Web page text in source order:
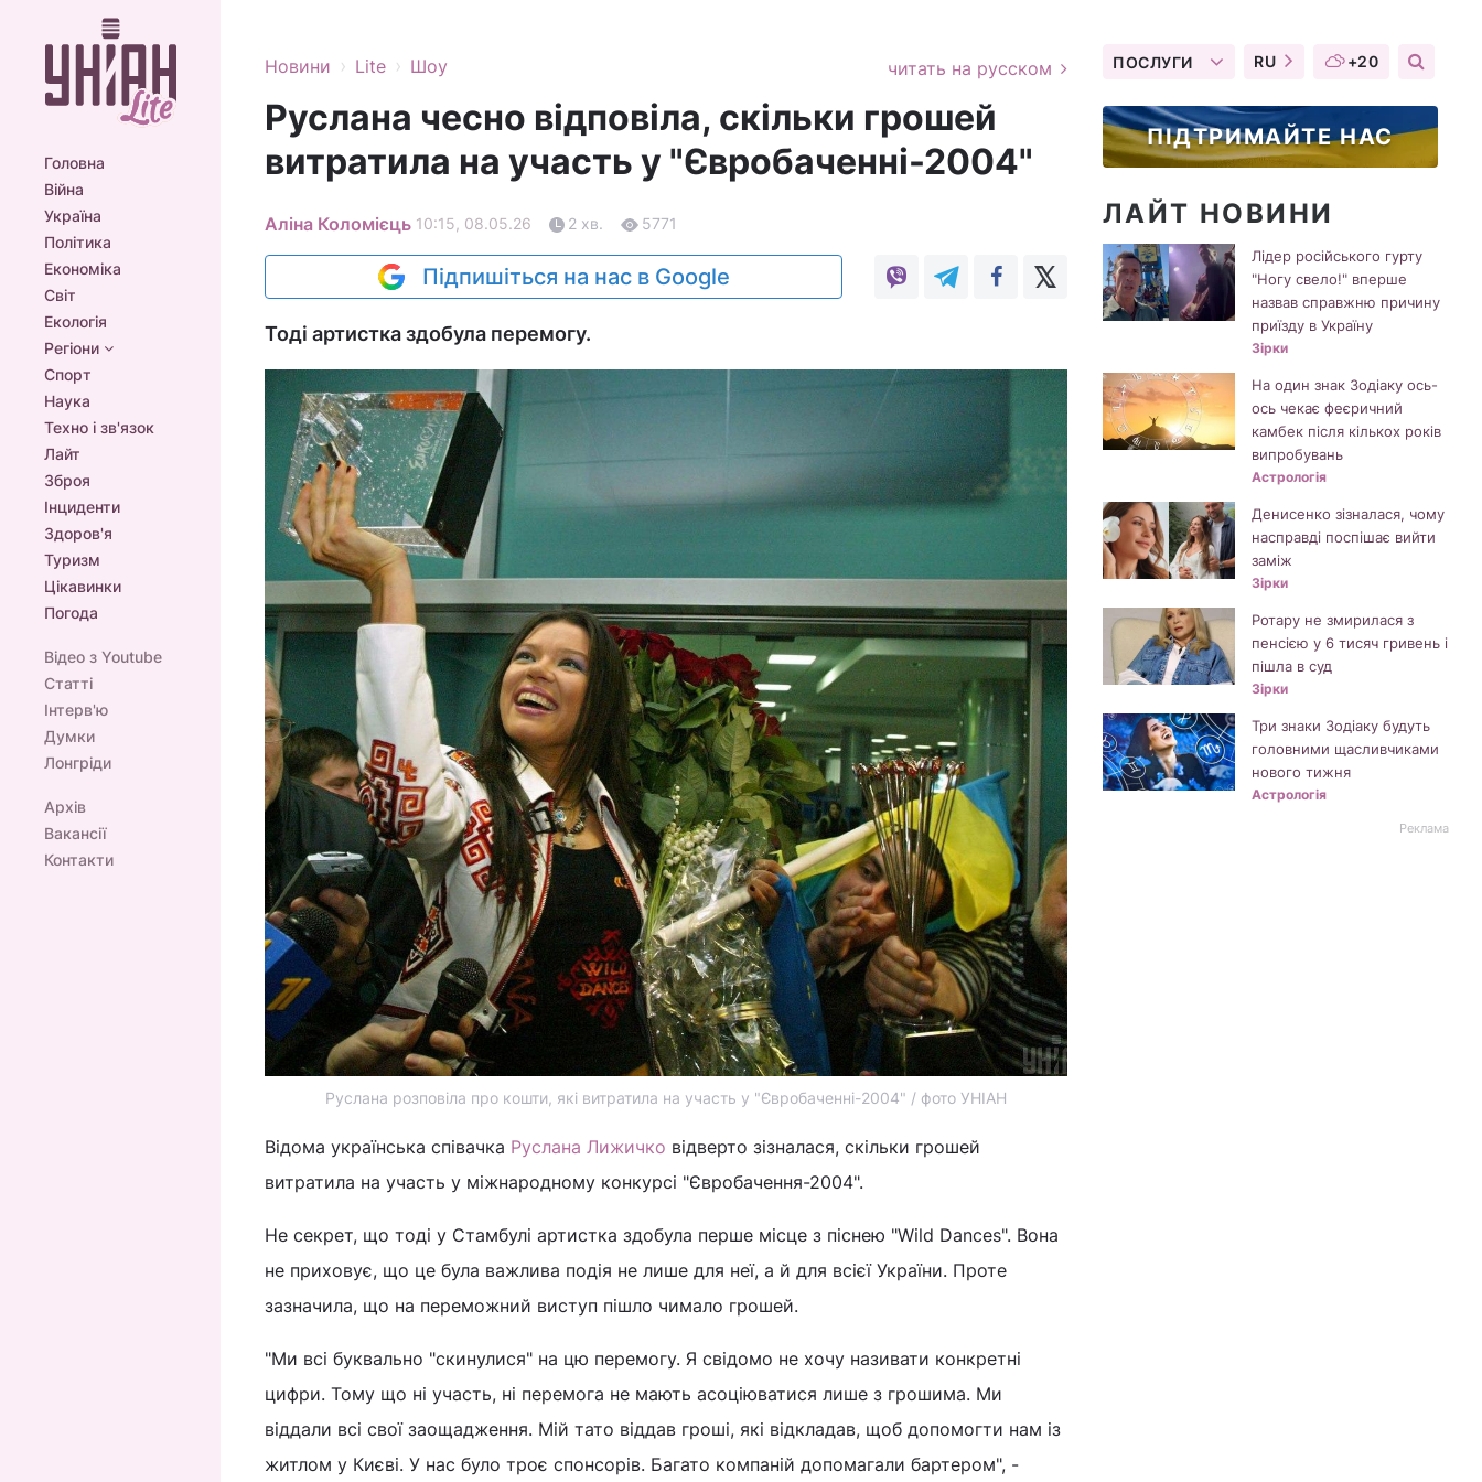
Головна
Війна
Україна
Політика
Економіка
Світ
Екологія
Регіони
Спорт
Наука
Техно і зв'язок
Лайт
Зброя
Інциденти
Здоров'я
Туризм
Цікавинки
Погода
Відео з Youtube
Статті
Інтерв'ю
Думки
Лонгріди
Архів
Вакансії
Контакти
Новини › Lite › Шоу читать на русском
Руслана чесно відповіла, скільки грошей
витратила на участь у "Євробаченні-2004"
Аліна Коломієць 10:15, 08.05.26 2 хв. 5771
Підпишіться на нас в Google
Тоді артистка здобула перемогу.
Руслана розповіла про кошти, які витратила на участь у "Євробаченні-2004" / фото УНІАН
Відома українська співачка Руслана Лижичко відверто зізналася, скільки грошей
витратила на участь у міжнародному конкурсі "Євробачення-2004".
Не секрет, що тоді у Стамбулі артистка здобула перше місце з піснею "Wild Dances". Вона
не приховує, що це була важлива подія не лише для неї, а й для всієї України. Проте
зазначила, що на переможний виступ пішло чимало грошей.
"Ми всі буквально "скинулися" на цю перемогу. Я свідомо не хочу називати конкретні
цифри. Тому що ні участь, ні перемога не мають асоціюватися лише з грошима. Ми
віддали всі свої заощадження. Мій тато віддав гроші, які відкладав, щоб допомогти нам із
житлом у Києві. У нас було троє спонсорів. Багато компаній допомагали бартером", -
ПОСЛУГИ RU +20
ПІДТРИМАЙТЕ НАС
ЛАЙТ НОВИНИ
Лідер російського гурту
"Ногу свело!" вперше
назвав справжню причину
приїзду в Україну
Зірки
На один знак Зодіаку ось-
ось чекає феєричний
камбек після кількох років
випробувань
Астрологія
Денисенко зізналася, чому
насправді поспішає вийти
заміж
Зірки
Ротару не змирилася з
пенсією у 6 тисяч гривень і
пішла в суд
Зірки
Три знаки Зодіаку будуть
головними щасливчиками
нового тижня
Астрологія
Реклама